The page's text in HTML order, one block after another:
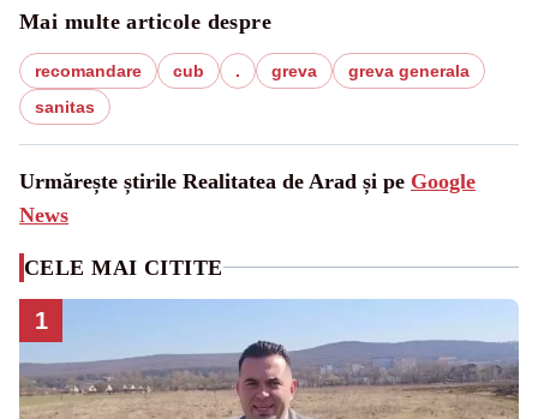
Mai multe articole despre
recomandare cub . greva
greva generala
sanitas
Urmărește știrile Realitatea de Arad și pe Google
News
CELE MAI CITITE
1